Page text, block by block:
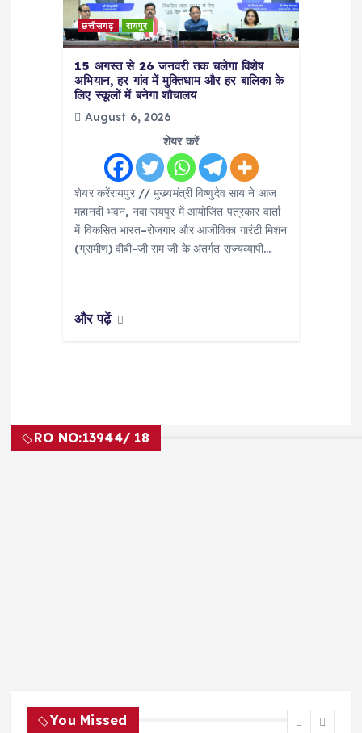
छत्तीसगढ़ रायपुर
15 अगस्त से 26 जनवरी तक चलेगा विशेष
अभियान, हर गांव में मुक्तिधाम और हर बालिका के
लिए स्कूलों में बनेगा शौचालय
August 6, 2026
शेयर करें
शेयर करेंरायपुर // मुख्यमंत्री विष्णुदेव साय ने आज
महानदी भवन, नवा रायपुर में आयोजित पत्रकार वार्ता
में विकसित भारत–रोजगार और आजीविका गारंटी मिशन
(ग्रामीण) वीबी-जी राम जी के अंतर्गत राज्यव्यापी…
और पढ़ें
RO NO:13944/ 18
You Missed